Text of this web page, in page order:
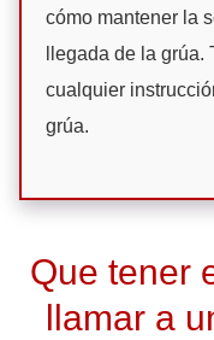
cómo mantener la
llegada de la
cualquier
grúa.
Que tener
llamar a